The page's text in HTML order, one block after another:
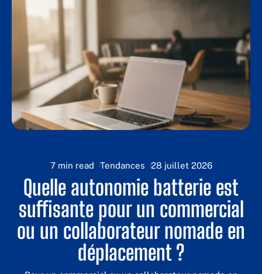
7 min read Tendances 28 juillet 2026
Quelle autonomie batterie est
suffisante pour un commercial
ou un collaborateur nomade en
déplacement ?